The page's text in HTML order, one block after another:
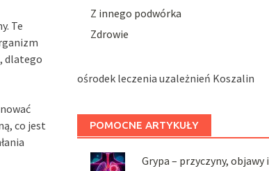
Te
dlatego
co jest
Z innego podwórka
Zdrowie
ośrodek leczenia uzależnień Koszalin
POMOCNE ARTYKUŁY
Grypa – przyczyny, objawy i